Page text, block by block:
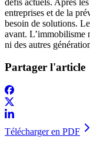
entreprises et de la
besoin de solutions.
avant. L’immobilisme
ni des autres
Partager l'article
Télécharger en PDF